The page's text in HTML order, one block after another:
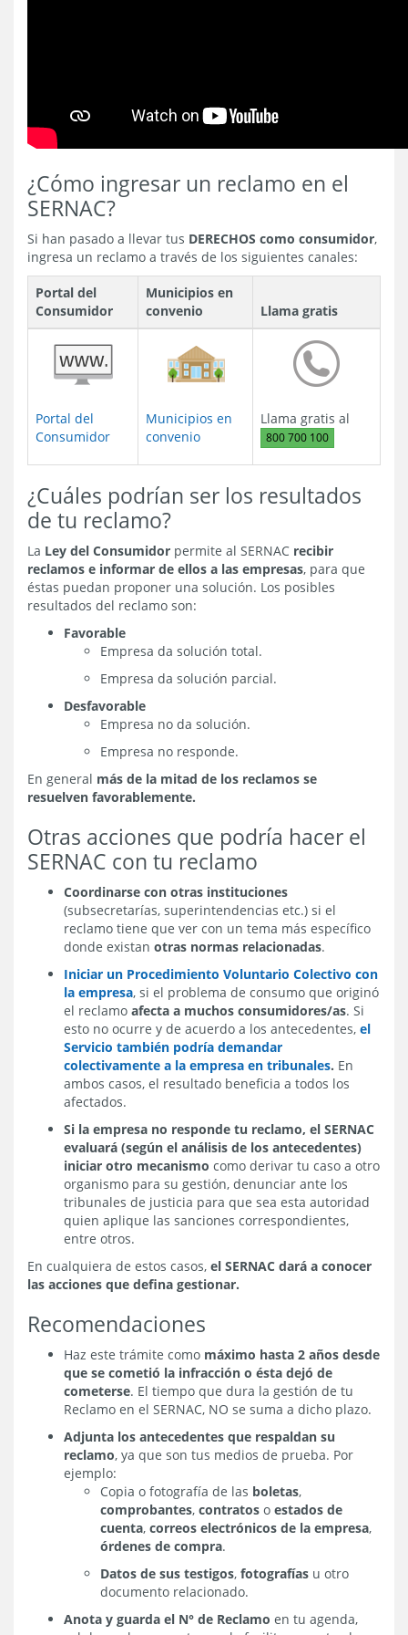
¿Cómo ingresar un reclamo en el
SERNAC?
Si han pasado a llevar tus DERECHOS como consumidor,
ingresa un reclamo a través de los siguientes canales:
Portal del
Consumidor
Municipios en
convenio
Llama gratis
Portal del
Consumidor
Municipios en
convenio
Llama gratis al
800 700 100
¿Cuáles podrían ser los resultados
de tu reclamo?
La Ley del Consumidor permite al SERNAC recibir
reclamos e informar de ellos a las empresas, para que
éstas puedan proponer una solución. Los posibles
resultados del reclamo son:
Favorable
Empresa da solución total.
Empresa da solución parcial.
Desfavorable
Empresa no da solución.
Empresa no responde.
En general más de la mitad de los reclamos se
resuelven favorablemente.
Otras acciones que podría hacer el
SERNAC con tu reclamo
Coordinarse con otras instituciones
(subsecretarías, superintendencias etc.) si el
reclamo tiene que ver con un tema más específico
donde existan otras normas relacionadas.
Iniciar un Procedimiento Voluntario Colectivo con
la empresa, si el problema de consumo que originó
el reclamo afecta a muchos consumidores/as. Si
esto no ocurre y de acuerdo a los antecedentes, el
Servicio también podría demandar
colectivamente a la empresa en tribunales. En
ambos casos, el resultado beneficia a todos los
afectados.
Si la empresa no responde tu reclamo, el SERNAC
evaluará (según el análisis de los antecedentes)
iniciar otro mecanismo como derivar tu caso a otro
organismo para su gestión, denunciar ante los
tribunales de justicia para que sea esta autoridad
quien aplique las sanciones correspondientes,
entre otros.
En cualquiera de estos casos, el SERNAC dará a conocer
las acciones que defina gestionar.
Recomendaciones
Haz este trámite como máximo hasta 2 años desde
que se cometió la infracción o ésta dejó de
cometerse. El tiempo que dura la gestión de tu
Reclamo en el SERNAC, NO se suma a dicho plazo.
Adjunta los antecedentes que respaldan su
reclamo, ya que son tus medios de prueba. Por
ejemplo:
Copia o fotografía de las boletas,
comprobantes, contratos o estados de
cuenta, correos electrónicos de la empresa,
órdenes de compra.
Datos de sus testigos, fotografías u otro
documento relacionado.
Anota y guarda el N° de Reclamo en tu agenda,